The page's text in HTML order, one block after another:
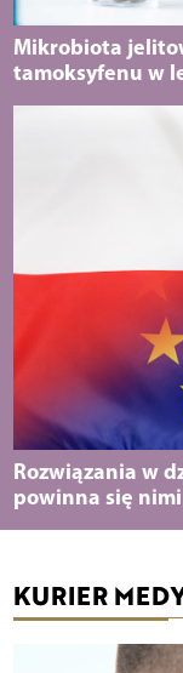
Mikrobiota
tamoksyfenu w
Rozwiązania w
powinna się
KURIER